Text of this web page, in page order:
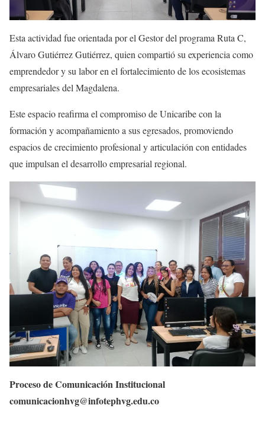
Esta actividad fue orientada por el Gestor del programa Ruta C,
Álvaro Gutiérrez Gutiérrez, quien compartió su experiencia como
emprendedor y su labor en el fortalecimiento de los ecosistemas
empresariales del Magdalena.
Este espacio reafirma el compromiso de Unicaribe con la
formación y acompañamiento a sus egresados, promoviendo
espacios de crecimiento profesional y articulación con entidades
que impulsan el desarrollo empresarial regional.
Proceso de Comunicación Institucional
comunicacionhvg@infotephvg.edu.co